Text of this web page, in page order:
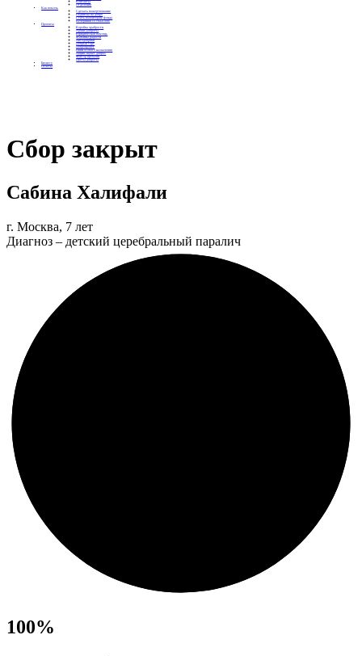
Контакты
Отделения
Как помочь
Сделать пожертвование
Подписка на добро
Стать волонтером фонда
Вечеринки со смыслом
Проекты
Коробка храбрости
Уроки Доброты
Юридическая помощь
Мамины радости
Автодобряки
Добрый торт
Добропробег
Няни особого назначения
Акция «Букет добра»
Фактор времени
Цветы доброты
Бизнесу
Отчеты
Сбор закрыт
Сабина Халифали
г. Москва, 7 лет
Диагноз – детский церебральный паралич
100%